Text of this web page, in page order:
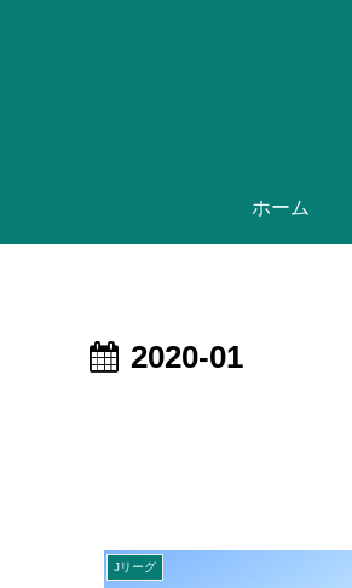
ホーム
2020-01
Jリーグ